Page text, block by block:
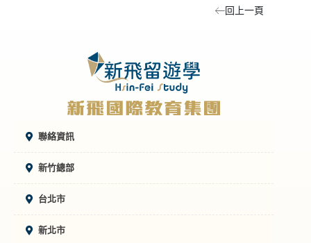
回上一頁
聯絡資訊
新竹總部
台北市
新北市